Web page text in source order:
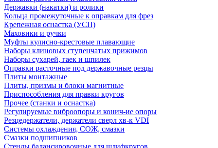
Державки (накатки) и ролики
Кольца промежуточные к оправкам для фрез
Крепежная оснастка (УСП)
Маховики и ручки
Муфты кулисно-крестовые плавающие
Наборы клиновых ступенчатых прижимов
Наборы сухарей, гаек и шпилек
Оправки расточные под державочные резцы
Плиты монтажные
Плиты, призмы и блоки магнитные
Приспособления для правки кругов
Прочее (станки и оснастка)
Регулируемые виброопоры и конич-ие опоры
Резцедержатели, держатели сверл хв-к VDI
Системы охлаждения, СОЖ, смазки
Смазки подшипников
Стенды балансировочные для шлифкругов